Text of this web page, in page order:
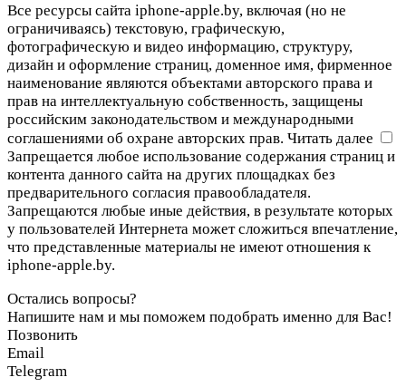
Все ресурсы сайта iphone-apple.by, включая (но не
ограничиваясь) текстовую, графическую,
фотографическую и видео информацию, структуру,
дизайн и оформление страниц, доменное имя, фирменное
наименование являются объектами авторского права и
прав на интеллектуальную собственность, защищены
российским законодательством и международными
соглашениями об охране авторских прав. Читать далее
Запрещается любое использование содержания страниц и
контента данного сайта на других площадках без
предварительного согласия правообладателя.
Запрещаются любые иные действия, в результате которых
у пользователей Интернета может сложиться впечатление,
что представленные материалы не имеют отношения к
iphone-apple.by.
Остались вопросы?
Напишите нам и мы поможем подобрать именно для Вас!
Позвонить
Email
Telegram